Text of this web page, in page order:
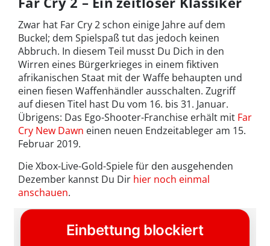
Zwar hat Far Cry 2 schon einige Jahre auf dem
Buckel; dem Spielspaß tut das jedoch keinen
Abbruch. In diesem Teil musst Du Dich in den
Wirren eines Bürgerkrieges in einem fiktiven
afrikanischen Staat mit der Waffe behaupten und
einen fiesen Waffenhändler ausschalten. Zugriff
auf diesen Titel hast Du vom 16. bis 31. Januar.
Übrigens: Das Ego-Shooter-Franchise erhält mit Far
Cry New Dawn einen neuen Endzeitableger am 15.
Februar 2019.
Die Xbox-Live-Gold-Spiele für den ausgehenden
Dezember kannst Du Dir hier noch einmal
anschauen.